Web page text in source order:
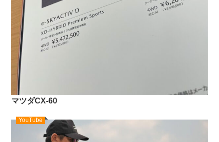
マツダCX-60
YouTube